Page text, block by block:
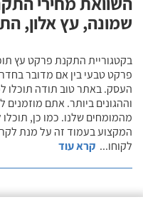
שמונה, עץ אלון,
בקטגוריית התקנת פרקט עץ
פרקט טבעי בין אם מדובר
העסק. באתר טוב תודה תוכלו
וההגונים ביותר. אתם מוזמנים
מהמומחים שלנו. כמו כן,
המקצוע בעמוד זה על מנת
לקוחו... קרא עוד